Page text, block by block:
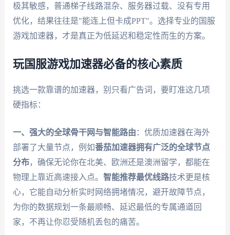
极其敏感，普通梯子线路混杂、服务器过载、没有专用
优化，结果往往是"能连上但卡成PPT"。选择专业的国服
游戏加速器，才是真正为低延迟和稳定性而生的方案。
玩国服游戏加速器必备的核心素质
挑选一款靠谱的加速器，别只看广告词，要盯准这几项
硬指标：
一、强大的全球骨干网与智能路由 ：优质加速器在海外
部署了大量节点，例如番茄加速器拥有广泛的全球节点
分布，确保无论你在北美、欧洲还是澳洲留学，都能在
物理上靠近高速接入点。 智能推荐最优线路技术更是核
心，它能自动分析实时网络拥堵情况，避开故障节点，
为你的数据规划一条最顺畅、延迟最低的专属通道回
家，不再让你忍受随机丢包的痛苦。